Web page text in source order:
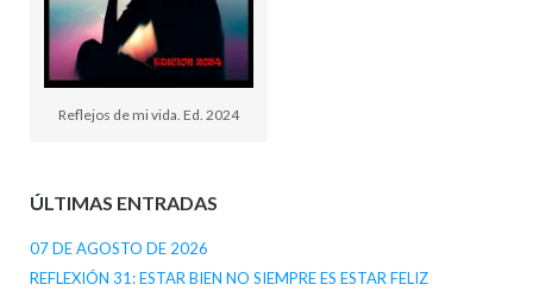
Reflejos de mi vida. Ed. 2024
ÚLTIMAS ENTRADAS
07 DE AGOSTO DE 2026
REFLEXIÓN 31: ESTAR BIEN NO SIEMPRE ES ESTAR FELIZ